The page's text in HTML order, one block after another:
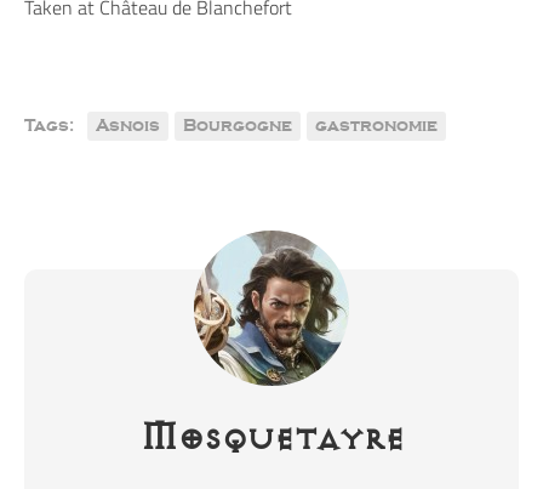
Taken at Château de Blanchefort
Tags: Asnois Bourgogne gastronomie
Mosquetayre